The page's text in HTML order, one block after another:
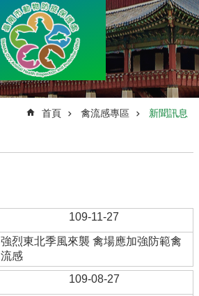
首頁 禽流感專區 新聞訊息
109-11-27
強烈東北季風來襲 禽場應加強防範禽
流感
109-08-27